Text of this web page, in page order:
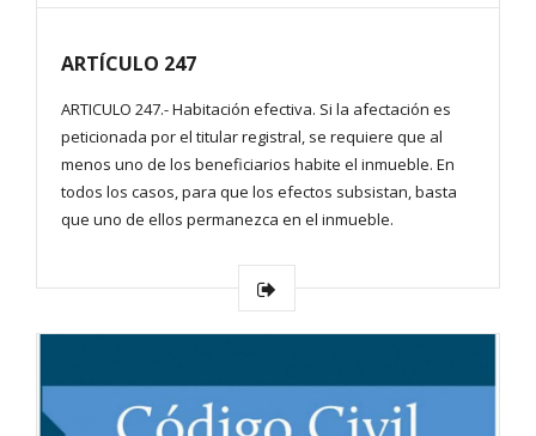
ARTÍCULO 247
ARTICULO 247.- Habitación efectiva. Si la afectación es
peticionada por el titular registral, se requiere que al
menos uno de los beneficiarios habite el inmueble. En
todos los casos, para que los efectos subsistan, basta
que uno de ellos permanezca en el inmueble.